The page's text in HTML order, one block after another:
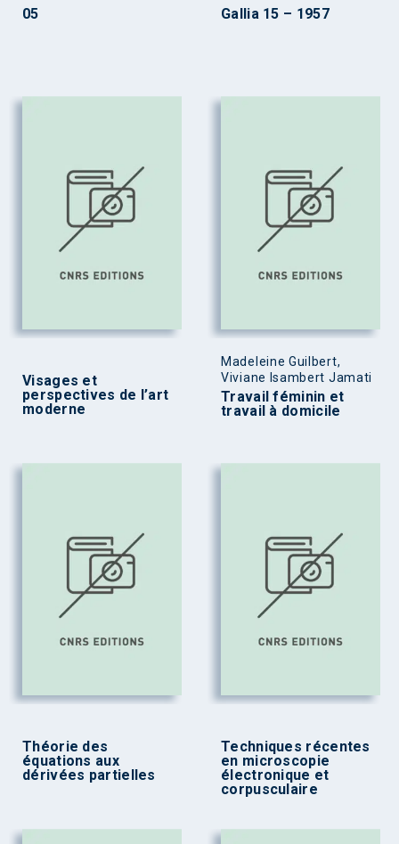
05 Gallia 15 – 1957
Visages et
perspectives de l’art
moderne
Madeleine Guilbert,
Viviane Isambert Jamati
Travail féminin et
travail à domicile
Théorie des
équations aux
dérivées partielles
Techniques récentes
en microscopie
électronique et
corpusculaire